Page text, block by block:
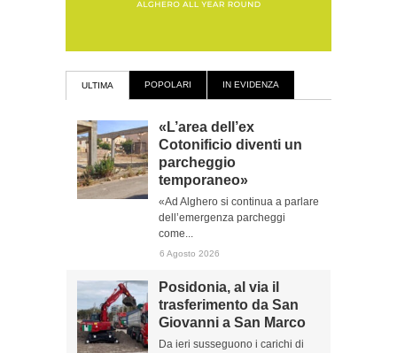
ULTIMA POPOLARI IN EVIDENZA
«L’area dell’ex
Cotonificio diventi un
parcheggio
temporaneo»
«Ad Alghero si continua a parlare
dell’emergenza parcheggi
come...
6 Agosto 2026
Posidonia, al via il
trasferimento da San
Giovanni a San Marco
Da ieri susseguono i carichi di